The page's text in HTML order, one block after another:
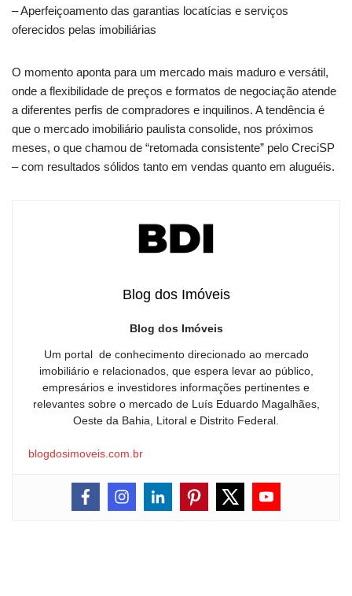
– Aperfeiçoamento das garantias locatícias e serviços
oferecidos pelas imobiliárias
O momento aponta para um mercado mais maduro e versátil,
onde a flexibilidade de preços e formatos de negociação atende
a diferentes perfis de compradores e inquilinos. A tendência é
que o mercado imobiliário paulista consolide, nos próximos
meses, o que chamou de “retomada consistente” pelo CreciSP
– com resultados sólidos tanto em vendas quanto em aluguéis.
Blog dos Imóveis
Blog dos Imóveis
Um portal de conhecimento direcionado ao mercado
imobiliário e relacionados, que espera levar ao público,
empresários e investidores informações pertinentes e
relevantes sobre o mercado de Luís Eduardo Magalhães,
Oeste da Bahia, Litoral e Distrito Federal.
blogdosimoveis.com.br